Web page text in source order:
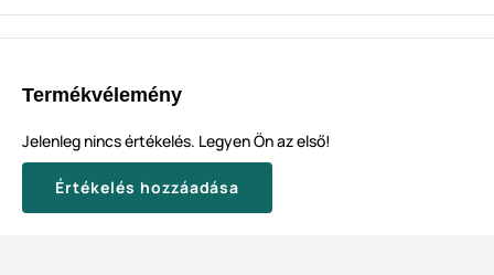
Termékvélemény
Jelenleg nincs értékelés. Legyen Ön az első!
Értékelés hozzáadása